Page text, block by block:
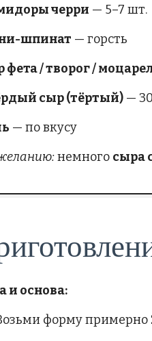
черри — 5–7 шт.
шпинат — горсть
фета / творог /
сыр (тёртый)—
— по вкусу
немного сыра
и основа:
форму примерно